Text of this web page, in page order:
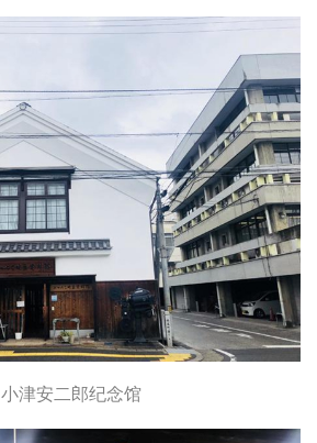
小津安二郎纪念馆